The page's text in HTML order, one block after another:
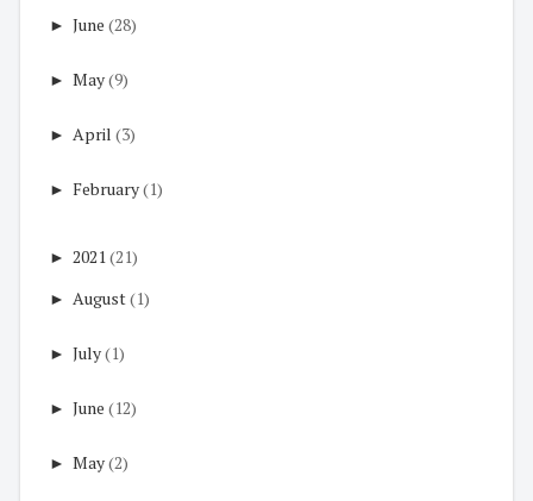
► June (28)
► May(9)
► April (3)
► February(1)
► 2021 (21)
► August(1)
► July(1)
► June (12)
► May(2)